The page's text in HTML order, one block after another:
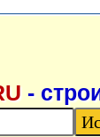
-